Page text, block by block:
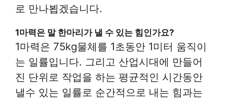
로 만나뵙겠습니다.
1마력은 말 한마리가 낼 수 있는 힘인가요?
1마력은 75kg물체를 1초동안 1미터 움직이
는 일률입니다. 그리고 산업시대에 만들어
진 단위로 작업을 하는 평균적인 시간동안
낼수 있는 일률로 순간적으로 내는 힘과는